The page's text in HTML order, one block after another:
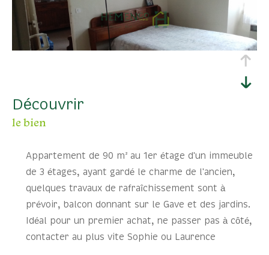
découvrir
le bien
Appartement de 90 m² au 1er étage d'un immeuble
de 3 étages, ayant gardé le charme de l'ancien,
quelques travaux de rafraîchissement sont à
prévoir, balcon donnant sur le Gave et des jardins.
Idéal pour un premier achat, ne passer pas à côté,
contacter au plus vite Sophie ou Laurence